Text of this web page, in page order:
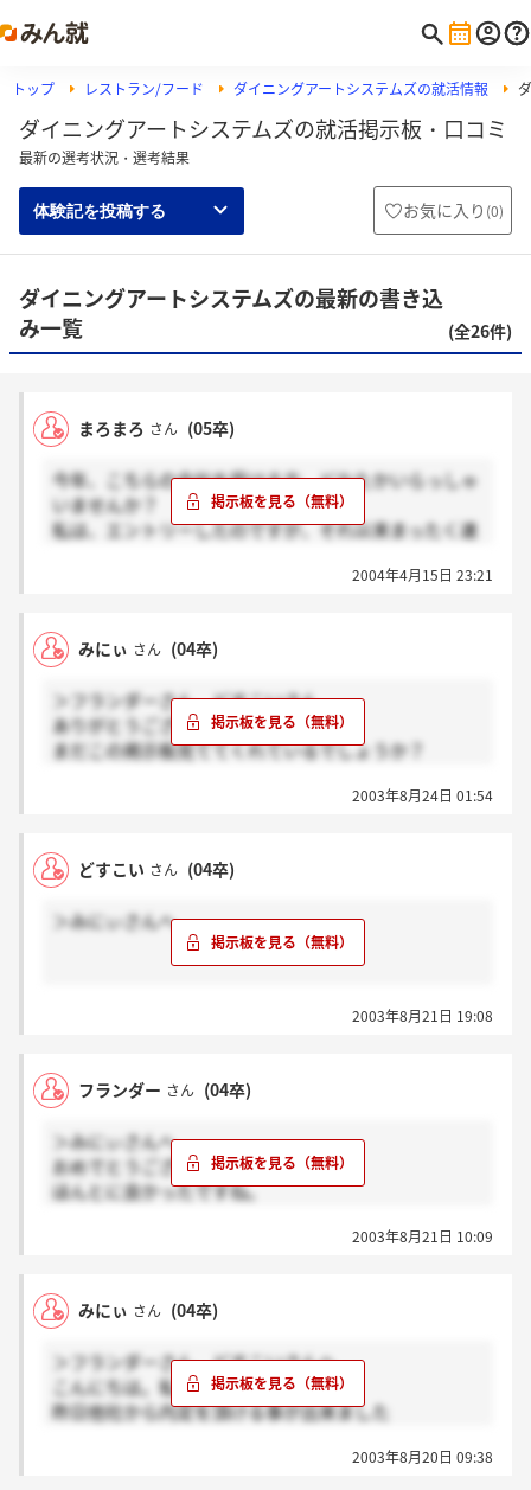
トップ レストラン/フード ダイニングアートシステムズの就活情報
ダイニングアートシステムズの就活掲示板・口コミ
最新の選考状況・選考結果
体験記を投稿する お気に入り (0)
ダイニングアートシステムズの最新の書き込
み一覧
(全26件)
まろまろ さん (05卒)
今年、こちらの会社を受ける方、どなたかいらっしゃ
いませんか？
私は、エントリーしたのですが、それ以来まったく連
どなたか見ている方がいらっしゃいましたら、よろし
2004年4月15日 23:21
みにぃ さん (04卒)
＞フランダーさん どすこいさん
ありがとうございます！！
まだこの掲示板見ててくれているでしょうか？
ココの掲示板作ったはいいけどほんとにダイニングの
あんまり受けている人いないんですかね
これからは社会人になる為にもっと勉強しないとな。
2003年8月24日 01:54
どすこい さん (04卒)
＞みにぃさんへ
きたみたいで、本当に嬉しいです！！
が多かった（特に私ですが・・・）けど、フランダー
さんとみにぃさんに会えてよかったです！お二人に、
幸あれ☆
2003年8月21日 19:08
フランダー さん (04卒)
＞みにぃさんへ
おめでとうございます！
ほんとに良かったですね。
まいましたね（笑）
2003年8月21日 10:09
みにぃ さん (04卒)
＞フランダーさん どすこいさんへ
こんにちは。私事なのですが
昨日他社から内定を頂ける事が出来ました
2003年8月20日 09:38